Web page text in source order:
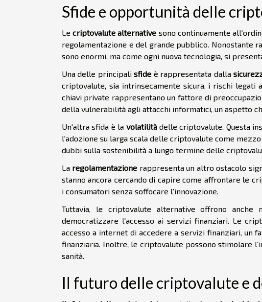
Sfide e opportunità delle
Lecriptovalute alternative sono continuamente
regolamentazione e del grande pubblico. Nonostante
sono enormi, ma come ogni nuova tecnologia, si
Una delle principalisfide è rappresentata dalla
criptovalute, sia intrinsecamente sicura, i rischi
chiavi private rappresentano un fattore di
della vulnerabilità agli attacchi informatici, un aspetto
Un'altra sfida è la volatilitàdelle criptovalute. Questa
l'adozione su larga scala delle criptovalute come
dubbi sulla sostenibilità a lungo termine delle
La regolamentazione rappresenta un altro ostacolo
stanno ancora cercando di capire come affrontare le
i consumatori senza soffocare l'innovazione.
Tuttavia, le criptovalute alternative offrono anche
democratizzare l'accesso ai servizi finanziari. Le
accesso a internet di accedere a servizi finanziari, un
finanziaria. Inoltre, le criptovalute possono stimolare
sanità.
Il futuro delle criptovalute e